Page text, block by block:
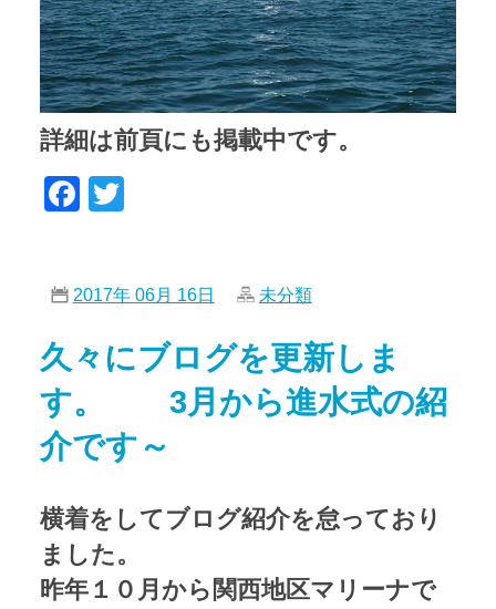
詳細は前頁にも掲載中です。
Facebook
2017年 06月 16日 未分類
久々にブログを更新しま
す。 3月から進水式の紹
介です～
横着をしてブログ紹介を怠っており
ました。
昨年１０月から関西地区マリーナで